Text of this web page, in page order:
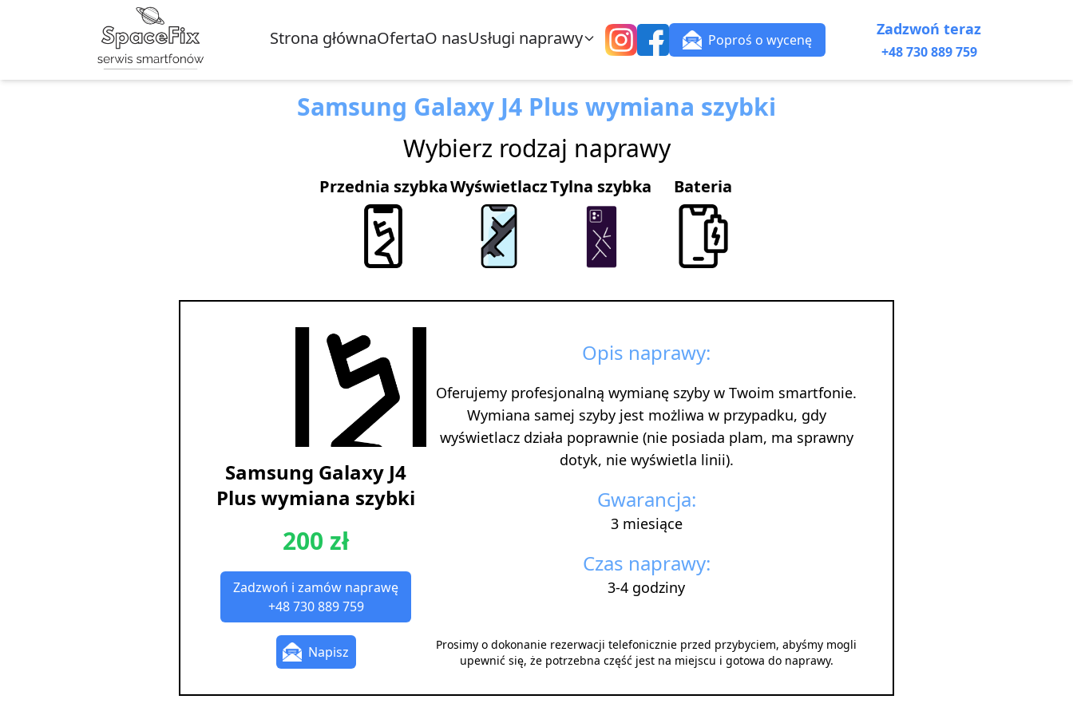
Strona głównaOfertaO nasUsługi naprawy Poproś o wycenę
Zadzwoń teraz
+48 730 889 759
Samsung Galaxy J4 Plus wymiana szybki
Wybierz rodzaj naprawy
Przednia szybkaWyświetlaczTylna szybka Bateria
Samsung Galaxy J4
Plus wymiana szybki
200 zł
Zadzwoń i zamów naprawę
+48 730 889 759
Napisz
Opis naprawy:
Oferujemy profesjonalną wymianę szyby w Twoim smartfonie.
Wymiana samej szyby jest możliwa w przypadku, gdy
wyświetlacz działa poprawnie (nie posiada plam, ma sprawny
dotyk, nie wyświetla linii).
Gwarancja:
3 miesiące
Czas naprawy:
3-4 godziny
Prosimy o dokonanie rezerwacji telefonicznie przed przybyciem, abyśmy mogli
upewnić się, że potrzebna część jest na miejscu i gotowa do naprawy.